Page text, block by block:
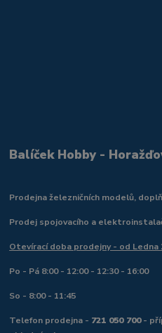
Balíček Hobby -
Prodejna železničních modelů,
Prodej spojovacího a
Otevírací doba prodejny - od Ledna
Po - Pá 8:00 - 12:00 - 12:30 - 16:00
So - 8:00 - 11:45
Telefon prodejna - 721 050 700-